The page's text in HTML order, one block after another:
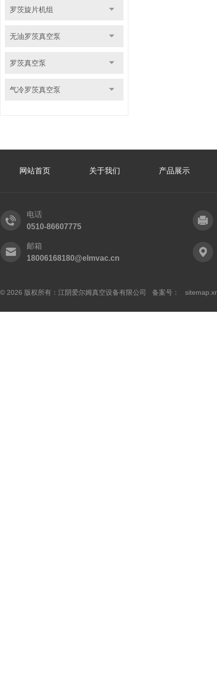
罗茨旋片机组
无油罗茨真空泵
罗茨真空泵
气冷罗茨真空泵
网站首页 关于我们 产品展示
电话
0510-86607775
邮箱
18006168180@elmvac.cn
© 2026 版权所有：江阴爱尔姆真空设备有限公司 备案号：